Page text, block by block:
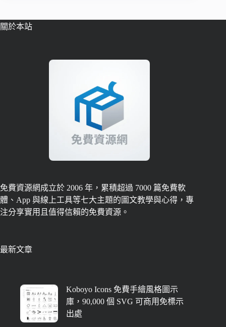
關於本站
免費資源網成立於 2006 年，累積超過 7000 篇免費軟
體、App 與線上工具等七大主題的圖文教學與心得，專
注分享實用且值得信賴的免費資源。
最新文章
Koboyo Icons 免費手繪風格圖示
庫，90,000 個 SVG 可商用免標示
出處